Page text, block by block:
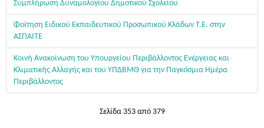
Συμπλήρωση Δυναμολογίου Δημοτικού Σχολείου
Φοίτηση Ειδικού Εκπαιδευτικού Προσωπικού Κλάδων Τ.Ε. στην
ΑΣΠΑΙΤΕ
Κοινή Ανακοίνωση του Υπουργείου Περιβάλλοντος Ενέργειας και
Κλιματικής Αλλαγής και του ΥΠΔΒΜΘ για την Παγκόσμια Ημέρα
Περιβάλλοντος
Σελίδα 353 από 379